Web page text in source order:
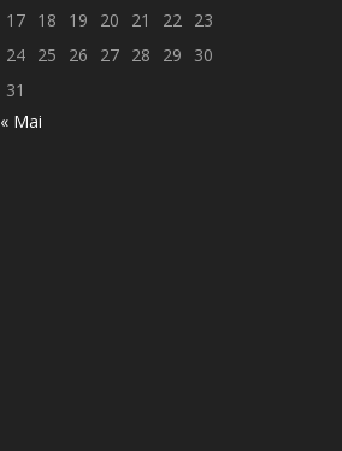
17
18 19 20 21 22
23
24
25 26 27 28 29
30
31
« Mai